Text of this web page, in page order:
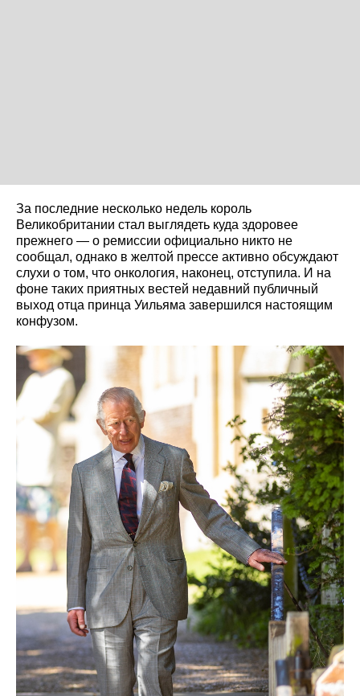
За последние несколько недель король
Великобритании стал выглядеть куда здоровее
прежнего — о ремиссии официально никто не
сообщал, однако в желтой прессе активно обсуждают
слухи о том, что онкология, наконец, отступила. И на
фоне таких приятных вестей недавний публичный
выход отца принца Уильяма завершился настоящим
конфузом.